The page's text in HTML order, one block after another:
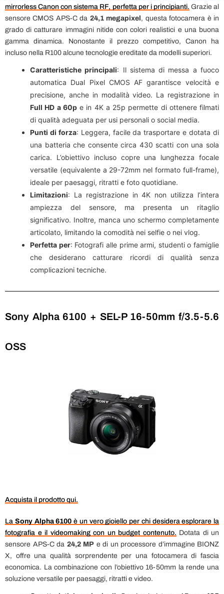
mirrorless Canon con sistema RF, perfetta per i principianti. Grazie al
sensore CMOS APS-C da 24,1 megapixel , questa fotocamera è in
grado di catturare immagini nitide con colori realistici e una buona
gamma dinamica. Nonostante il prezzo competitivo, Canon ha
incluso nella R100 alcune tecnologie ereditate da modelli superiori.
Caratteristiche principali: Il sistema di messa a fuoco
automatica Dual Pixel CMOS AF garantisce velocità e
precisione, anche in modalità video. La registrazione in
Full HD a 60pe in 4K a 25p permette di ottenere filmati
di qualità adeguata per usi personali o social media.
Punti di forza: Leggera, facile da trasportare e dotata di
una batteria che consente circa 430 scatti con una sola
carica. L’obiettivo incluso copre una lunghezza focale
versatile (equivalente a 29-72mm nel formato full-frame),
ideale per paesaggi, ritratti e foto quotidiane.
Limitazioni: La registrazione in 4K non utilizza l’intera
ampiezza del sensore, ma presenta un ritaglio
significativo. Inoltre, manca uno schermo completamente
articolato, limitando la comodità nei selfie o nei vlog.
Perfetta per: Fotografi alle prime armi, studenti o famiglie
che desiderano catturare ricordi di qualità senza
complicazioni tecniche.
Sony Alpha 6100 + SEL-P 16-50mm f/3.5-5.6
OSS
Acquista il prodotto qui.
La Sony Alpha 6100 è un vero gioiello per chi desidera esplorare la
fotografia e il videomaking con un budget contenuto. Dotata di un
sensore APS-C da 24,2 MP e di un processore d’immagine BIONZ
X, offre una qualità sorprendente per una fotocamera di fascia
economica. La combinazione con l’obiettivo 16-50mm la rende una
soluzione versatile per paesaggi, ritratti e video.